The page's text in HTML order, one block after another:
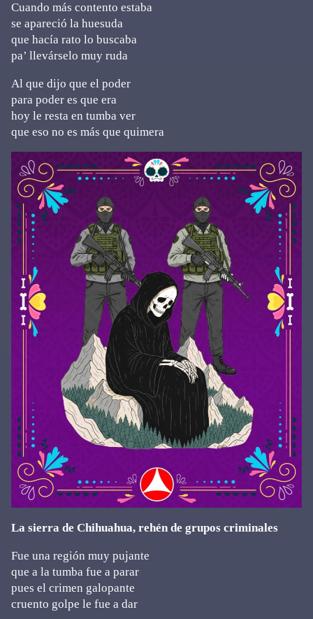
Cuando más contento estaba
se apareció la huesuda
que hacía rato lo buscaba
pa’ llevárselo muy ruda
Al que dijo que el poder
para poder es que era
hoy le resta en tumba ver
que eso no es más que quimera
La sierra de Chihuahua, rehén de grupos criminales
Fue una región muy pujante
que a la tumba fue a parar
pues el crimen galopante
cruento golpe le fue a dar